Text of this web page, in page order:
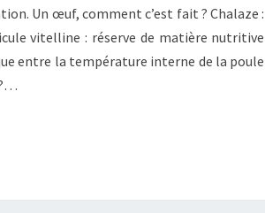
Un œuf, comment c’est fait ? Chalaze :
vitelline : réserve de matière nutritive
entre la température interne de la poule
SUITE